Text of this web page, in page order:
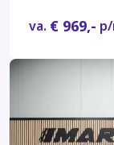
va. € 969,-